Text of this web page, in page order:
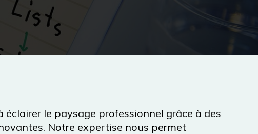
le paysage professionnel grâce à des
Notre expertise nous permet